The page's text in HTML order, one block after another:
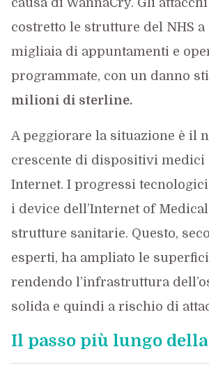
causa di WannaCry. Gli
costretto le strutture del NHS a
migliaia di appuntamenti e
programmate, con un danno
milioni di sterline.
A peggiorare la situazione è il
crescente di dispositivi medici
Internet. I progressi
i device dell’Internet of
strutture sanitarie. Questo,
esperti, ha ampliato le
rendendo l’infrastruttura
solida e quindi a rischio di
Il passo più lungo della